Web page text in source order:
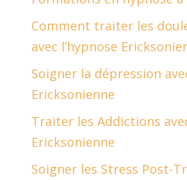
Comment traiter les
avec l’hypnose
Soigner la dépression
Ericksonienne
Traiter les Addictions
Ericksonienne
Soigner les Stress Post-